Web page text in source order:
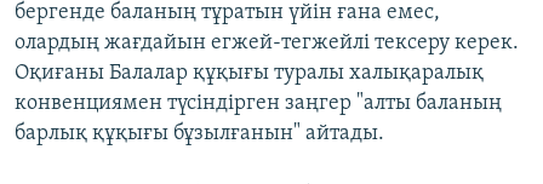
бергенде баланың тұратын үйін ғана емес,
олардың жағдайын егжей-тегжейлі тексеру керек.
Оқиғаны Балалар құқығы туралы халықаралық
конвенциямен түсіндірген заңгер "алты баланың
барлық құқығы бұзылғанын" айтады.